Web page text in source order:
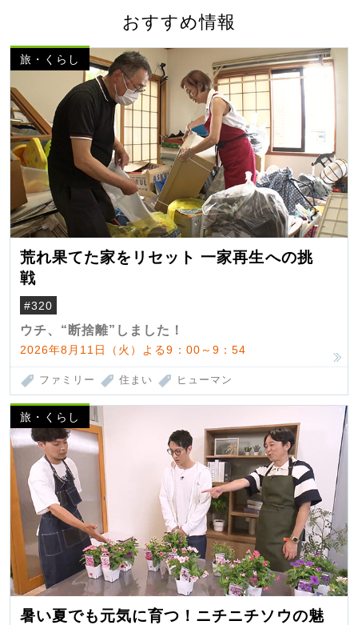
おすすめ情報
旅・くらし
荒れ果てた家をリセット 一家再生への挑
戦
#320
ウチ、“断捨離”しました！
2026年8月11日（火）よる9：00～9：54
ファミリー 住まい ヒューマン
旅・くらし
暑い夏でも元気に育つ！ニチニチソウの魅